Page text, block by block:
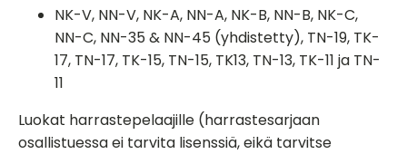
NK-V, NN-V, NK-A, NN-A, NK-B, NN-B, NK-C,
NN-C, NN-35 & NN-45 (yhdistetty), TN-19, TK-
17, TN-17, TK-15, TN-15, TK13, TN-13, TK-11 ja TN-
11
Luokat harrastepelaajille (harrastesarjaan
osallistuessa ei tarvita lisenssiä, eikä tarvitse